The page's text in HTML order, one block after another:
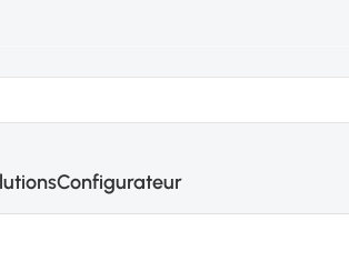
Configurateur